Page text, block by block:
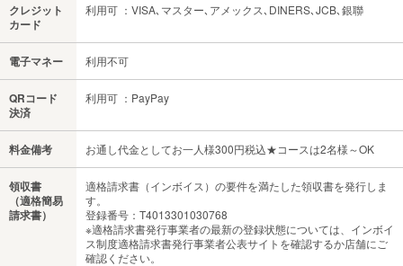
クレジット
カード
利用可 ：VISA､マスター､アメックス､DINERS､JCB､銀聯
電子マネー 利用不可
QRコード
決済
利用可 ：PayPay
料金備考 お通し代金としてお一人様300円税込★コースは2名様～OK
領収書
（適格簡易
請求書）
適格請求書（インボイス）の要件を満たした領収書を発行しま
す。
登録番号：T4013301030768
※適格請求書発行事業者の最新の登録状態については、インボイ
ス制度適格請求書発行事業者公表サイトを確認するか店舗にご
確認ください。